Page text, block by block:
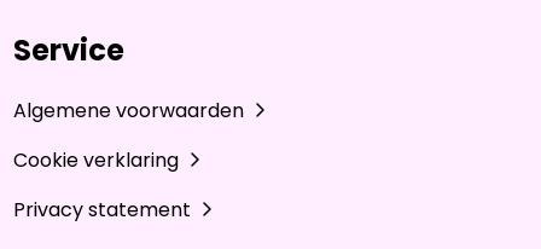
Service
Algemene voorwaarden
Cookie verklaring
Privacy statement